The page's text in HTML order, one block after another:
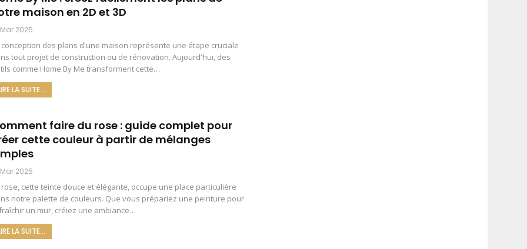
maison en 2D et 3D
2025
conception des plans d'une maison représente une étape cruciale
tout projet de construction ou de rénovation. Aujourd'hui, des
comme Home By Me transforment cette…
LA SUITE...
faire du rose : guide complet pour
cette couleur à partir de mélanges
2025
rose, cette teinte douce et élégante, occupe une place particulière
notre palette de couleurs. Que vous prépariez une peinture pour
un mur, créiez une ambiance…
LA SUITE...